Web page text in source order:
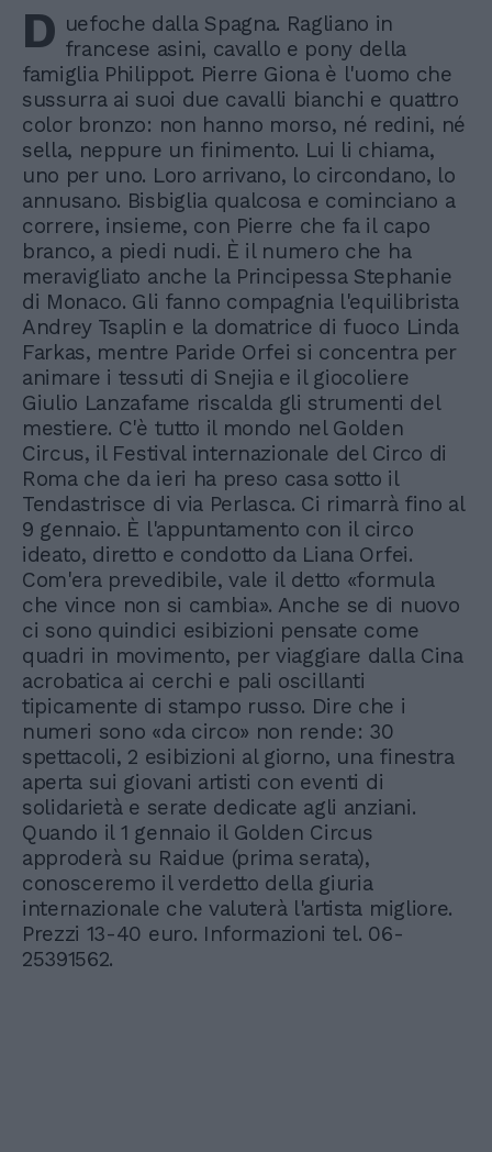
D uefoche dalla Spagna. Ragliano in
francese asini, cavallo e pony della
famiglia Philippot. Pierre Giona è l'uomo che
sussurra ai suoi due cavalli bianchi e quattro
color bronzo: non hanno morso, né redini, né
sella, neppure un finimento. Lui li chiama,
uno per uno. Loro arrivano, lo circondano, lo
annusano. Bisbiglia qualcosa e cominciano a
correre, insieme, con Pierre che fa il capo
branco, a piedi nudi. È il numero che ha
meravigliato anche la Principessa Stephanie
di Monaco. Gli fanno compagnia l'equilibrista
Andrey Tsaplin e la domatrice di fuoco Linda
Farkas, mentre Paride Orfei si concentra per
animare i tessuti di Snejia e il giocoliere
Giulio Lanzafame riscalda gli strumenti del
mestiere. C'è tutto il mondo nel Golden
Circus, il Festival internazionale del Circo di
Roma che da ieri ha preso casa sotto il
Tendastrisce di via Perlasca. Ci rimarrà fino al
9 gennaio. È l'appuntamento con il circo
ideato, diretto e condotto da Liana Orfei.
Com'era prevedibile, vale il detto «formula
che vince non si cambia». Anche se di nuovo
ci sono quindici esibizioni pensate come
quadri in movimento, per viaggiare dalla Cina
acrobatica ai cerchi e pali oscillanti
tipicamente di stampo russo. Dire che i
numeri sono «da circo» non rende: 30
spettacoli, 2 esibizioni al giorno, una finestra
aperta sui giovani artisti con eventi di
solidarietà e serate dedicate agli anziani.
Quando il 1 gennaio il Golden Circus
approderà su Raidue (prima serata),
conosceremo il verdetto della giuria
internazionale che valuterà l'artista migliore.
Prezzi 13-40 euro. Informazioni tel. 06-
25391562.